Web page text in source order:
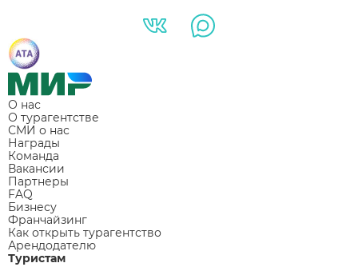
О нас
О турагентстве
СМИ о нас
Награды
Команда
Вакансии
Партнеры
FAQ
Бизнесу
Франчайзинг
Как открыть турагентство
Арендодателю
Туристам